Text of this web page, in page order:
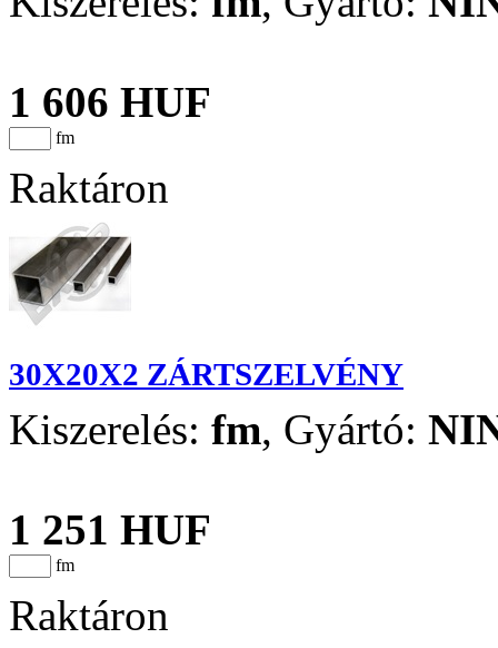
1 606 HUF
fm
Raktáron
30X20X2 ZÁRTSZELVÉNY
Kiszerelés: fm, Gyártó:
1 251 HUF
fm
Raktáron